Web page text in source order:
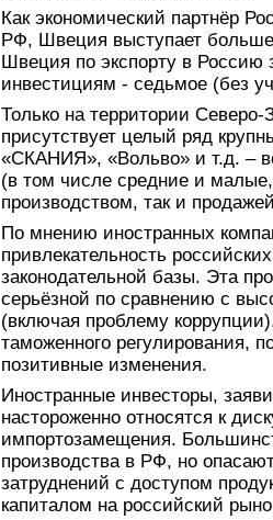
Как экономический партнёр
РФ, Швеция выступает больше
Швеция по экспорту в
инвестициям - седьмое (без
Только на территории Северо-
присутствует целый ряд
«СКАНИЯ», «Вольво» и т.д. –
(в том числе средние и
производством, так и
По мнению иностранных
привлекательность
законодательной базы. Эта
серьёзной по сравнению с
(включая проблему
таможенного регулирования,
позитивные изменения.
Иностранные инвесторы,
настороженно относятся к
импортозамещения.
производства в РФ, но
затруднений с доступом
капиталом на российский